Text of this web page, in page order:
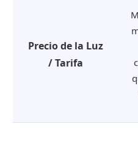
Precio de la Luz
/ Tarifa